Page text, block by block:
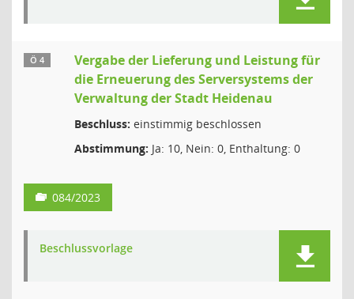
Ö 4
Vergabe der Lieferung und Leistung für
die Erneuerung des Serversystems der
Verwaltung der Stadt Heidenau
Beschluss: einstimmig beschlossen
Abstimmung: Ja: 10, Nein: 0, Enthaltung: 0
084/2023
Beschlussvorlage